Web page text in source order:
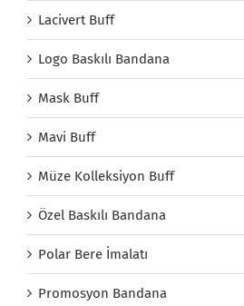
Lacivert Buff
Logo Baskılı Bandana
Mask Buff
Mavi Buff
Müze Kolleksiyon Buff
Özel Baskılı Bandana
Polar Bere İmalatı
Promosyon Bandana